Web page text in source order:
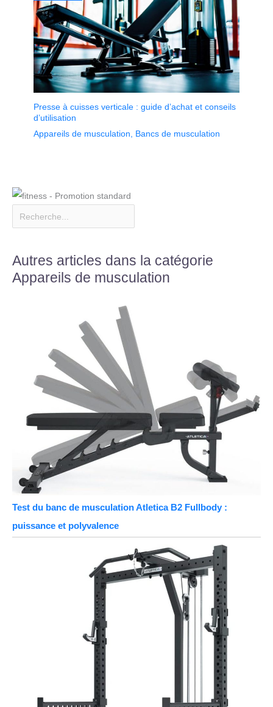
Presse à cuisses verticale : guide d’achat et conseils
d’utilisation
Appareils de musculation
Bancs de musculation
Autres articles dans la catégorie
Appareils de musculation
Test du banc de musculation Atletica B2 Fullbody :
puissance et polyvalence